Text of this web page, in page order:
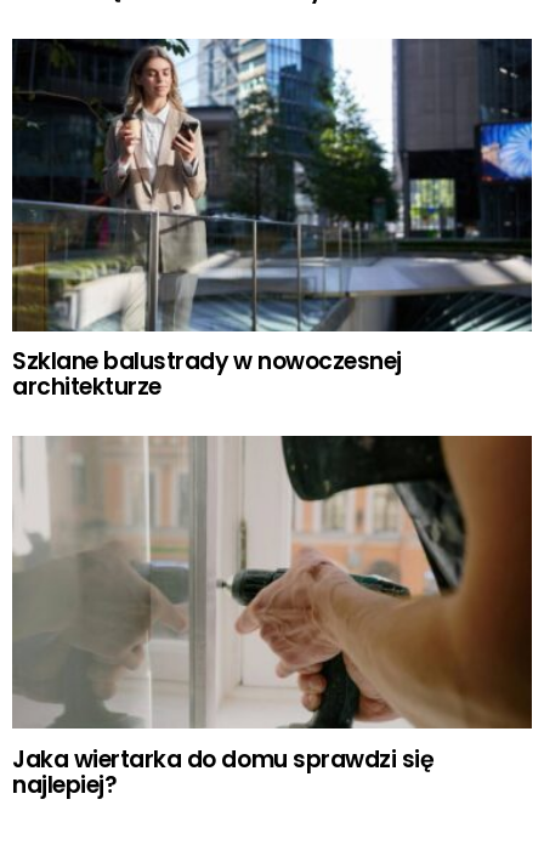
Szklane balustrady w nowoczesnej
architekturze
Jaka wiertarka do domu sprawdzi się
najlepiej?